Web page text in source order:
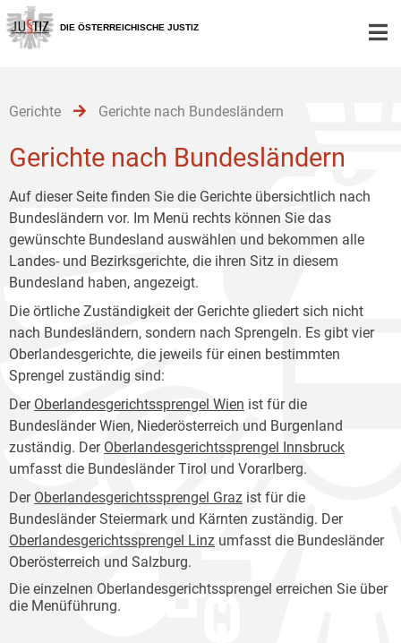
Zur
Hauptnavigation
[1]
Zum
Inhalt
[2]
Zum
Untermenü
[3]
DIE ÖSTERREICHISCHE JUSTIZ
Gerichte Gerichte nach Bundesländern
Gerichte nach Bundesländern
Auf dieser Seite finden Sie die Gerichte übersichtlich nach
Bundesländern vor. Im Menü rechts können Sie das
gewünschte Bundesland auswählen und bekommen alle
Landes- und Bezirksgerichte, die ihren Sitz in diesem
Bundesland haben, angezeigt.
Die örtliche Zuständigkeit der Gerichte gliedert sich nicht
nach Bundesländern, sondern nach Sprengeln. Es gibt vier
Oberlandesgerichte, die jeweils für einen bestimmten
Sprengel zuständig sind:
DerOberlandesgerichtssprengel Wien ist für die
Bundesländer Wien, Niederösterreich und Burgenland
zuständig. Der Oberlandesgerichtssprengel Innsbruck
umfasst die Bundesländer Tirol und Vorarlberg.
Der Oberlandesgerichtssprengel Graz ist für die
Bundesländer Steiermark und Kärnten zuständig. Der
Oberlandesgerichtssprengel Linz umfasst die Bundesländer
Oberösterreich und Salzburg.
Die einzelnen Oberlandesgerichtssprengel erreichen Sie über
die Menüführung.